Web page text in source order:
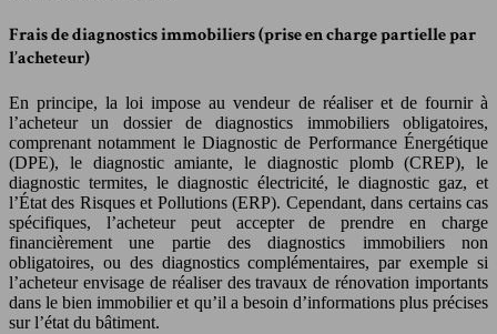
Frais de diagnostics immobiliers (prise en charge partielle par
l’acheteur)
En principe, la loi impose au vendeur de réaliser et de fournir à
l’acheteur un dossier de diagnostics immobiliers obligatoires,
comprenant notamment le Diagnostic de Performance Énergétique
(DPE), le diagnostic amiante, le diagnostic plomb (CREP), le
diagnostic termites, le diagnostic électricité, le diagnostic gaz, et
l’État des Risques et Pollutions (ERP). Cependant, dans certains cas
spécifiques, l’acheteur peut accepter de prendre en charge
financièrement une partie des diagnostics immobiliers non
obligatoires, ou des diagnostics complémentaires, par exemple si
l’acheteur envisage de réaliser des travaux de rénovation importants
dans le bien immobilier et qu’il a besoin d’informations plus précises
sur l’état du bâtiment.